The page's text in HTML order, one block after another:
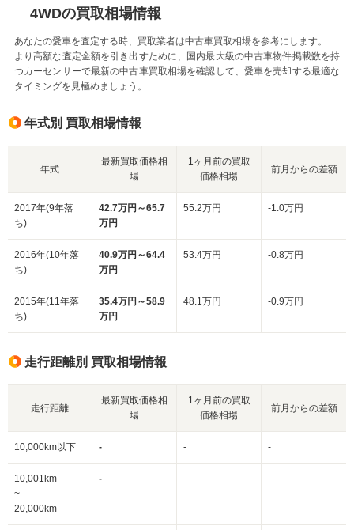
4WDの買取相場情報
あなたの愛車を査定する時、買取業者は中古車買取相場を参考にします。
より高額な査定金額を引き出すために、国内最大級の中古車物件掲載数を持
つカーセンサーで最新の中古車買取相場を確認して、愛車を売却する最適な
タイミングを見極めましょう。
年式別 買取相場情報
年式
最新買取価格相
場
1ヶ月前の買取
価格相場
前月からの差額
2017年(9年落
ち)
42.7万円～65.7
万円
55.2万円 -1.0万円
2016年(10年落
ち)
40.9万円～64.4
万円
53.4万円 -0.8万円
2015年(11年落
ち)
35.4万円～58.9
万円
48.1万円 -0.9万円
走行距離別 買取相場情報
走行距離
最新買取価格相
場
1ヶ月前の買取
価格相場
前月からの差額
10,000km以下 - - -
10,001km
~
20,000km
- - -